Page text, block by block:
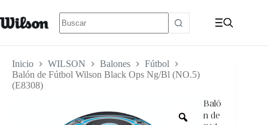
Inicio WILSON Balones
Fútbol
Balón de Fútbol Wilson Black Ops Ng/Bl (NO.5)
(E8308)
Baló
n de